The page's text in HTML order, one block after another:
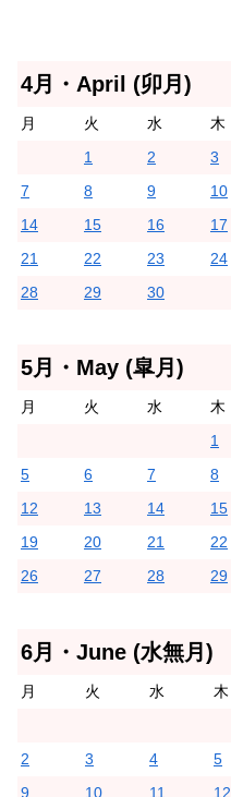
4月・April (卯月)
月 火 水 木
1
2 3
7
8 9 10
14
15 16 17
21
22 23 24
28
29 30
5月・May (皐月)
月 火 水 木
1
5
6 7 8
12
13 14 15
19
20 21 22
26
27 28 29
6月・June (水無月)
月 火 水 木
2
3 4 5
9
10 11 12